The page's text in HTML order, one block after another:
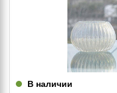
В наличии